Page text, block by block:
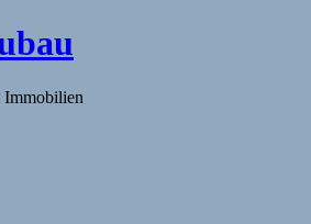
Immobilien